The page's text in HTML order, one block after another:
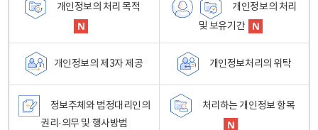
개인정보의 처리 목적
개인정보의 처리
및 보유기간
개인정보의 제3자 제공 개인정보처리의 위탁
정보주체와 법정대리인의
권리·의무 및 행사방법
처리하는 개인정보 항목